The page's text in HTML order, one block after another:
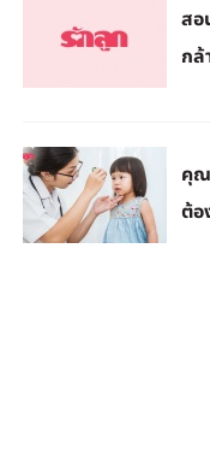
สอ
กล้
คุณ
ต้อ